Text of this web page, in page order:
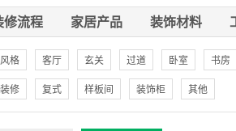
修流程 家居产品 装饰材料
格 客厅 玄关 过道 卧室 书房
修 复式 样板间 装饰柜 其他